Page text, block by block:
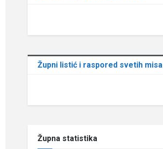
Župni listić i raspored svetih misa
Župna statistika